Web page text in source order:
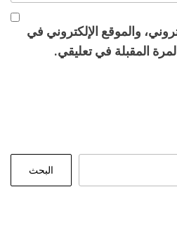
والموقع الإلكتروني في
المقبلة في تعليقي.
البحث